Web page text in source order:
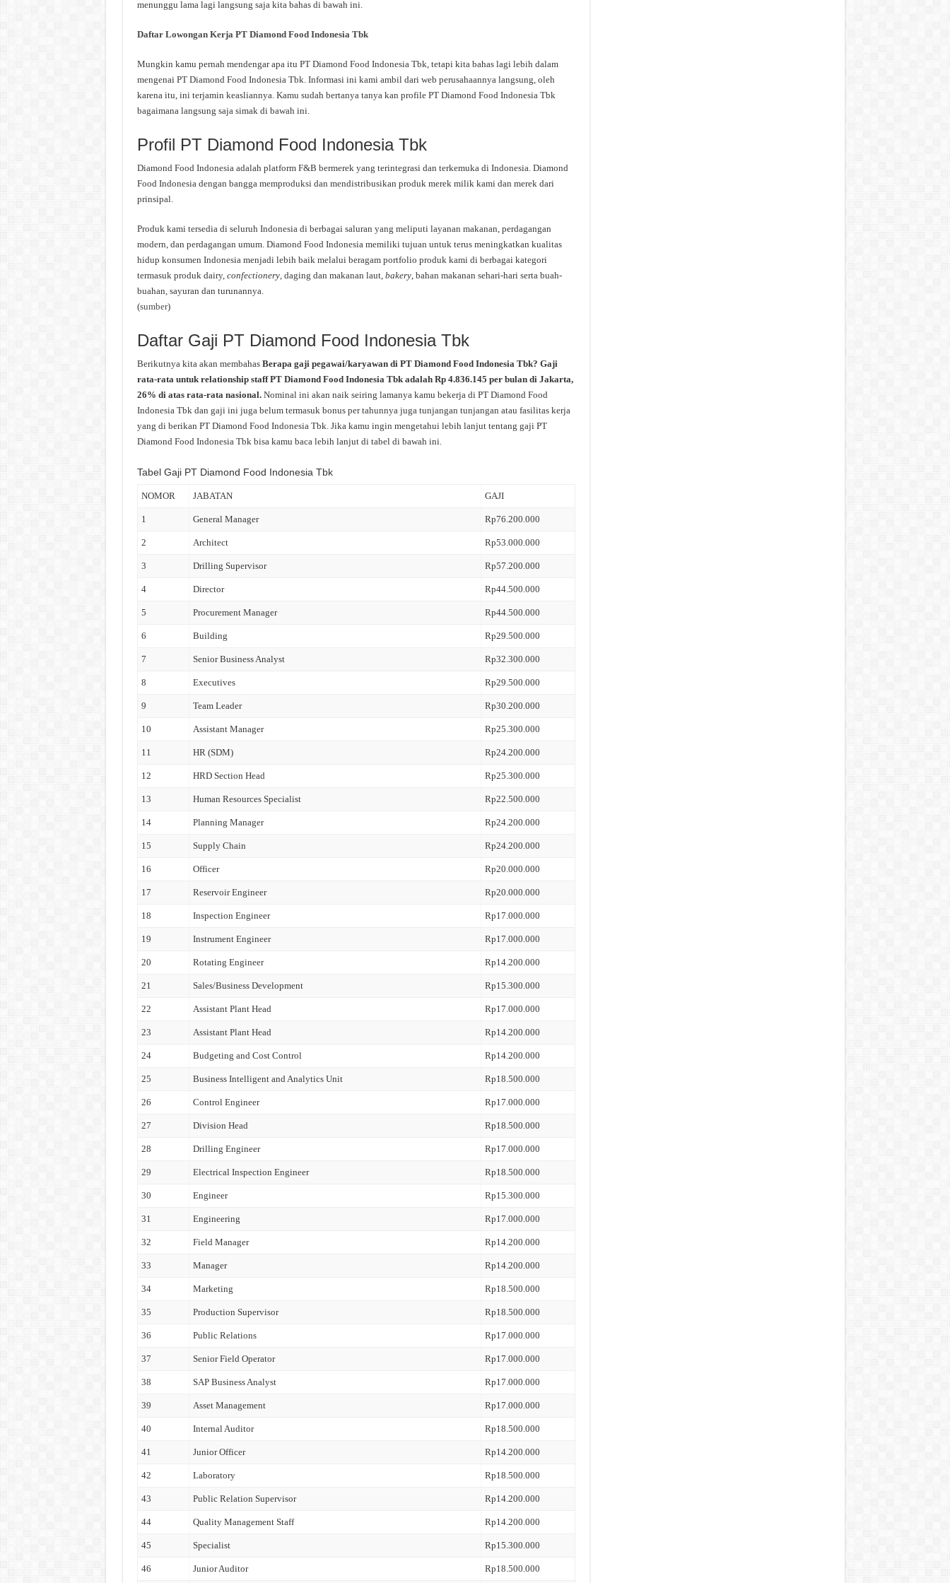
menunggu lama lagi langsung saja kita bahas di bawah ini.
Daftar Lowongan Kerja PT Diamond Food Indonesia Tbk
Mungkin kamu pernah mendengar apa itu PT Diamond Food Indonesia Tbk, tetapi kita bahas lagi lebih dalam
mengenai PT Diamond Food Indonesia Tbk. Informasi ini kami ambil dari web perusahaannya langsung, oleh
karena itu, ini terjamin keasliannya. Kamu sudah bertanya tanya kan profile PT Diamond Food Indonesia Tbk
bagaimana langsung saja simak di bawah ini.
Profil PT Diamond Food Indonesia Tbk
Diamond Food Indonesia adalah platform F&B bermerek yang terintegrasi dan terkemuka di Indonesia. Diamond
Food Indonesia dengan bangga memproduksi dan mendistribusikan produk merek milik kami dan merek dari
prinsipal.
Produk kami tersedia di seluruh Indonesia di berbagai saluran yang meliputi layanan makanan, perdagangan
modern, dan perdagangan umum. Diamond Food Indonesia memiliki tujuan untuk terus meningkatkan kualitas
hidup konsumen Indonesia menjadi lebih baik melalui beragam portfolio produk kami di berbagai kategori
termasuk produk dairy, confectionery, daging dan makanan laut, bakery, bahan makanan sehari-hari serta buah-
buahan, sayuran dan turunannya.
(sumber)
Daftar Gaji PT Diamond Food Indonesia Tbk
Berikutnya kita akan membahas Berapa gaji pegawai/karyawan di PT Diamond Food Indonesia Tbk? Gaji
rata-rata untuk relationship staff PT Diamond Food Indonesia Tbk adalah Rp 4.836.145 per bulan di Jakarta,
26% di atas rata-rata nasional. Nominal ini akan naik seiring lamanya kamu bekerja di PT Diamond Food
Indonesia Tbk dan gaji ini juga belum termasuk bonus per tahunnya juga tunjangan tunjangan atau fasilitas kerja
yang di berikan PT Diamond Food Indonesia Tbk. Jika kamu ingin mengetahui lebih lanjut tentang gaji PT
Diamond Food Indonesia Tbk bisa kamu baca lebih lanjut di tabel di bawah ini.
Tabel Gaji PT Diamond Food Indonesia Tbk
NOMOR JABATAN GAJI
1 General Manager Rp76.200.000
2 Architect Rp53.000.000
3 Drilling Supervisor Rp57.200.000
4 Director Rp44.500.000
5 Procurement Manager Rp44.500.000
6 Building Rp29.500.000
7 Senior Business Analyst Rp32.300.000
8 Executives Rp29.500.000
9 Team Leader Rp30.200.000
10 Assistant Manager Rp25.300.000
11 HR (SDM) Rp24.200.000
12 HRD Section Head Rp25.300.000
13 Human Resources Specialist Rp22.500.000
14 Planning Manager Rp24.200.000
15 Supply Chain Rp24.200.000
16 Officer Rp20.000.000
17 Reservoir Engineer Rp20.000.000
18 Inspection Engineer Rp17.000.000
19 Instrument Engineer Rp17.000.000
20 Rotating Engineer Rp14.200.000
21 Sales/Business Development Rp15.300.000
22 Assistant Plant Head Rp17.000.000
23 Assistant Plant Head Rp14.200.000
24 Budgeting and Cost Control Rp14.200.000
25 Business Intelligent and Analytics Unit Rp18.500.000
26 Control Engineer Rp17.000.000
27 Division Head Rp18.500.000
28 Drilling Engineer Rp17.000.000
29 Electrical Inspection Engineer Rp18.500.000
30 Engineer Rp15.300.000
31 Engineering Rp17.000.000
32 Field Manager Rp14.200.000
33 Manager Rp14.200.000
34 Marketing Rp18.500.000
35 Production Supervisor Rp18.500.000
36 Public Relations Rp17.000.000
37 Senior Field Operator Rp17.000.000
38 SAP Business Analyst Rp17.000.000
39 Asset Management Rp17.000.000
40 Internal Auditor Rp18.500.000
41 Junior Officer Rp14.200.000
42 Laboratory Rp18.500.000
43 Public Relation Supervisor Rp14.200.000
44 Quality Management Staff Rp14.200.000
45 Specialist Rp15.300.000
46 Junior Auditor Rp18.500.000